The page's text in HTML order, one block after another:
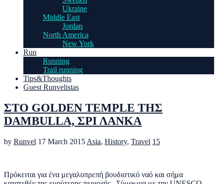
Ukraine
Middle East
Jordan
North America
New York
Run
Running
Trail running
Tips&Thoughts
Guest Runvelistas
ΣΤΟ GOLDEN TEMPLE ΤΗΣ
DAMBULLA, ΣΡΙ ΛΑΝΚΑ
by Runvel 17 March 2015 Asia, History, Travel 15
Πρόκειται για ένα μεγαλοπρεπή βουδιστικό ναό και σήμα